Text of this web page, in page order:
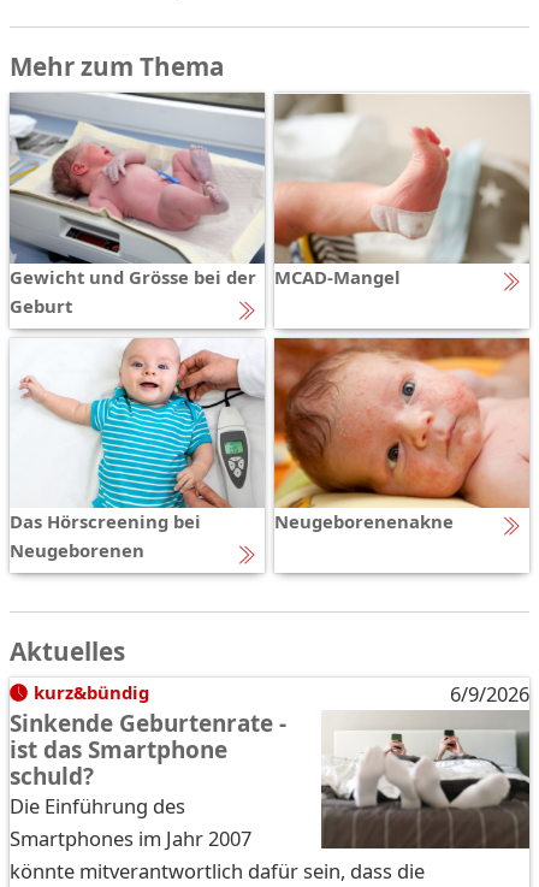
Mehr zum Thema
Gewicht und Grösse bei der
Geburt
MCAD-Mangel
Das Hörscreening bei
Neugeborenen
Neugeborenenakne
Aktuelles
kurz&bündig 6/9/2026
Sinkende Geburtenrate -
ist das Smartphone
schuld?
Die Einführung des
Smartphones im Jahr 2007
könnte mitverantwortlich dafür sein, dass die